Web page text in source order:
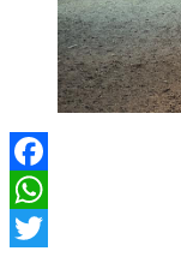
Facebook
WhatsApp